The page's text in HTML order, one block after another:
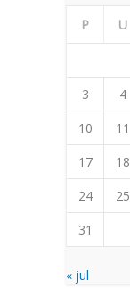
P U
3
4
10
11
17
18
24
25
31
« jul